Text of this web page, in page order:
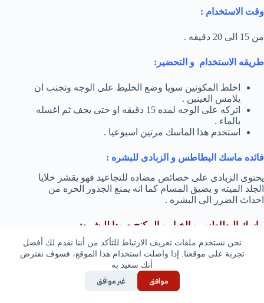
نحن نستخدم ملفات تعريف الارتباط للتأكد من أننا نقدم لك أفضل
تجربة على موقعنا. إذا واصلت استخدام هذا الموقع، فسوف نفترض
أنك سعيد به
موافق غير موافق
وقت الاستخدام :
من 15 الى 20 دقيقه .
طريقه الاستخدام و التحضير:
اخلط المكونين سويا وضع الخليط على الوجه وتجنب ان
يلامس العينين .
اتركه على الوجه لمده 15 دقيقه او حتى يجف ثم اغسله
بالماء .
استخدم هذا الماسك مرتين اسبوعيا .
فائده ماسك البطاطس و الزبادى للبشره :
يحتوى الزبادى على خصائص مضاده للتجاعيد فهو يقشر خلايا
الجلد الميته و يضيق المسام كما انه يمنع الجذور الحره من
احداث الضرر الى البشره .
ماسك البطاطس و الخيار و البيكنج صودا للبشره:
المكونات المستخدمه :
ربع كوب خيار مبشور .
ثمن كوب بطاطس .